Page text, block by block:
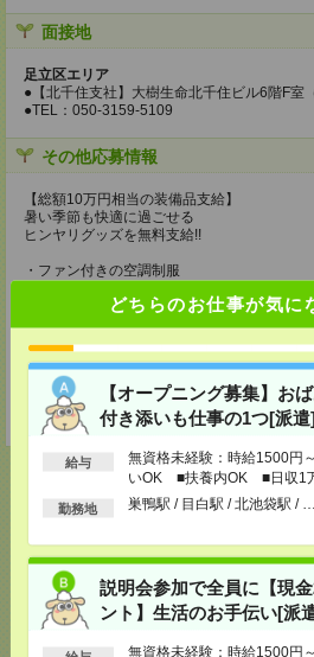
どちらのお仕事が気に
【オープニング募集】お
付き添いも仕事の1つ[派
給与
無資格未経験：時給1500
いOK ■扶養内OK ■日収1
以上
勤務地 巣鴨駅 / 目白駅 / 北池袋駅 / …
説明会参加で全員に【現
ント】生活のお手伝い[派
無資格未経験：時給1500
面接地
足立区エリア
●【北千住支社】大樹生命北千住ビル6階F室
●TEL：050-3159-5109
その他応募情報
【総額10万円相当の装備品支給】
暑い季節も快適に過ごせる
ヒンヤリグッズを無料支給!!
・ファン付きの空調制服
・紫外線カットの最新ヘルメット
・冷却ジェルシート
・塩分タブレット
・完全防水リュック
・軽量安全靴
・靴下3足
・ドリンク手当（200円/1勤務につき）
応募ペー
気になる